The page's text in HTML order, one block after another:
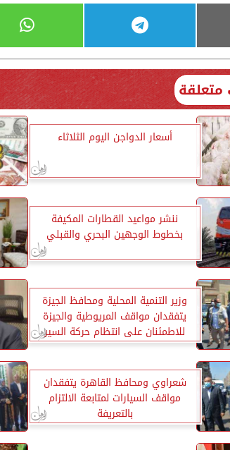
أسعار الدواجن اليوم الثلاثاء
ننشر مواعيد القطارات المكيفة
بخطوط الوجهين البحري والقبلي
وزير التنمية المحلية ومحافظ الجيزة
يتفقدان مواقف المريوطية والجيزة
للاطمئنان على انتظام حركة السير
شعراوي ومحافظ القاهرة يتفقدان
مواقف السيارات لمتابعة الالتزام
بالتعريفة